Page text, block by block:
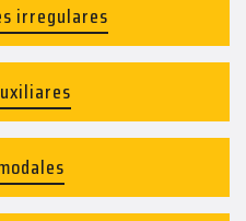
irregulares